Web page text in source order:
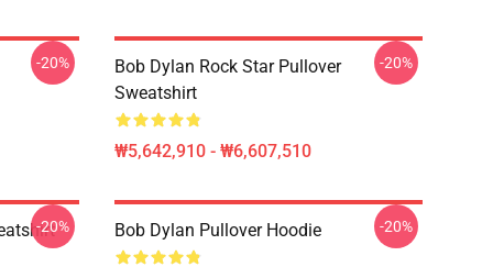
-20%
Bob Dylan Rock Star Pullover
Sweatshirt
₩5,642,910 - ₩6,607,510
-20%
-20% Bob Dylan Pullover Hoodie -20%